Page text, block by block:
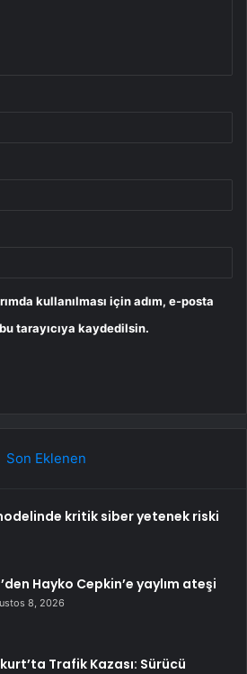
kullanılması için adım, e-posta
tarayıcıya kaydedilsin.
Son Eklenen
kritik siber yetenek riski
Hayko Cepkin’e yaylım ateşi
8, 2026
Trafik Kazası: Sürücü